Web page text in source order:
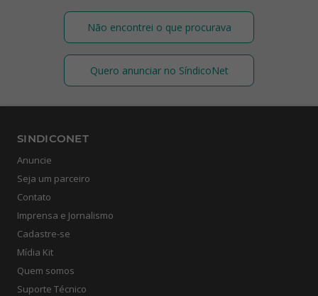
Não encontrei o que procurava
Quero anunciar no SíndicoNet
SINDICONET
Anuncie
Seja um parceiro
Contato
Imprensa e Jornalismo
Cadastre-se
Mídia Kit
Quem somos
Suporte Técnico